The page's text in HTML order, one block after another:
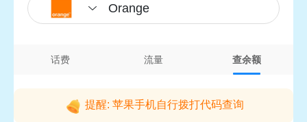
Orange
话费 流量 查余额
提醒: 苹果手机自行拨打代码查询